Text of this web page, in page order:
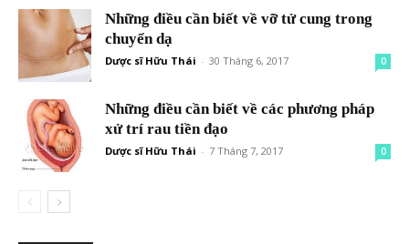
Những điều cần biết về vỡ tử cung trong
chuyển dạ
Dược sĩ Hữu Thái - 30 Tháng 6, 2017 0
Những điều cần biết về các phương pháp
xử trí rau tiền đạo
Dược sĩ Hữu Thái - 7 Tháng 7, 2017 0